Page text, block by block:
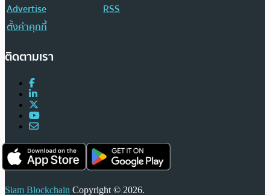
Advertise
RSS
ตั้งค่าคุกกี้
ติดตามเรา
Siam Blockchain Copyright © 2026.